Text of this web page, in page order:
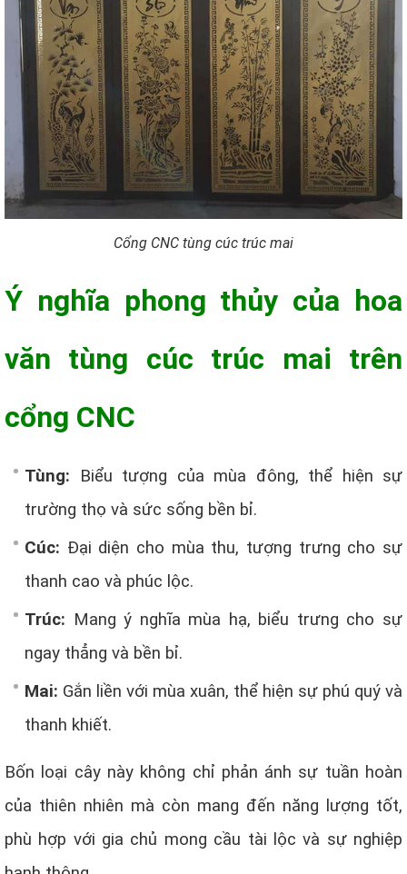
Cổng CNC tùng cúc trúc mai
Ý nghĩa phong thủy của hoa
văn tùng cúc trúc mai trên
cổng CNC
Tùng: Biểu tượng của mùa đông, thể hiện sự
trường thọ và sức sống bền bỉ.
Cúc: Đại diện cho mùa thu, tượng trưng cho sự
thanh cao và phúc lộc.
Trúc: Mang ý nghĩa mùa hạ, biểu trưng cho sự
ngay thẳng và bền bỉ.
Mai: Gắn liền với mùa xuân, thể hiện sự phú quý và
thanh khiết.
Bốn loại cây này không chỉ phản ánh sự tuần hoàn
của thiên nhiên mà còn mang đến năng lượng tốt,
phù hợp với gia chủ mong cầu tài lộc và sự nghiệp